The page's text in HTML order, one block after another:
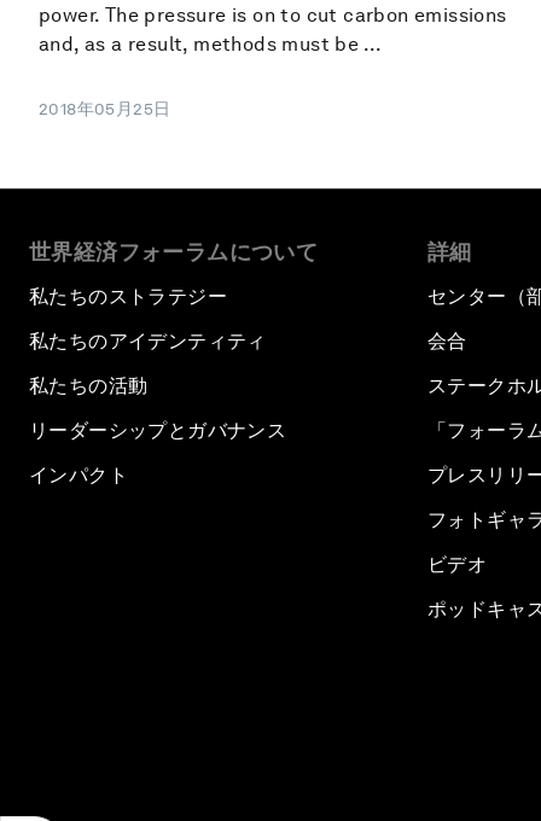
power. The pressure is on to cut carbon emissions
and, as a result, methods must be ...
2018年05月25日
世界経済フォーラムについて
私たちのストラテジー
私たちのアイデンティティ
私たちの活動
リーダーシップとガバナンス
インパクト
詳細
センター（
会合
ステークホ
「フォーラ
プレスリリ
フォトギャ
ビデオ
ポッドキャ